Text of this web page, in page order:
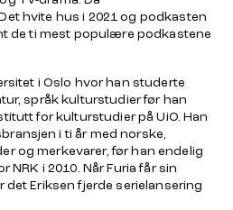
hvite hus i 2021 og podkasten
de ti mest populære podkastene
i Oslo hvor han studerte
språk kulturstudier før han
for kulturstudier på UiO. Han
i ti år med norske,
og merkevarer, før han endelig
i 2010. Når Furia får sin
det Eriksen fjerde serielansering